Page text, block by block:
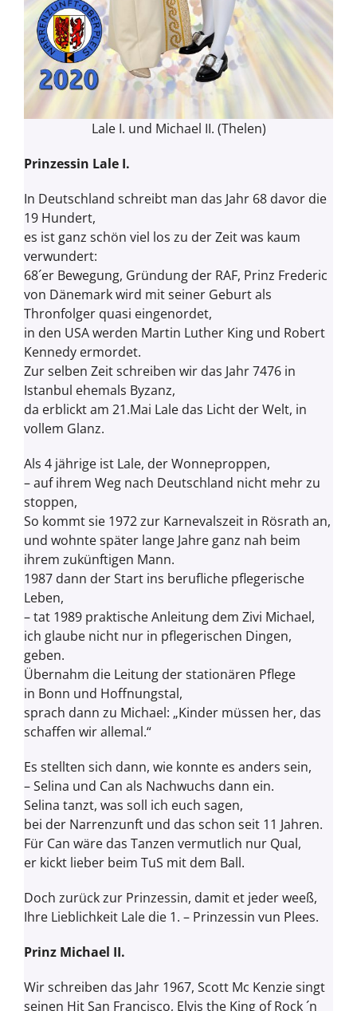
Lale I. und Michael II. (Thelen)
Prinzessin Lale I.
In Deutschland schreibt man das Jahr 68 davor die
19 Hundert,
es ist ganz schön viel los zu der Zeit was kaum
verwundert:
68´er Bewegung, Gründung der RAF, Prinz Frederic
von Dänemark wird mit seiner Geburt als
Thronfolger quasi eingenordet,
in den USA werden Martin Luther King und Robert
Kennedy ermordet.
Zur selben Zeit schreiben wir das Jahr 7476 in
Istanbul ehemals Byzanz,
da erblickt am 21.Mai Lale das Licht der Welt, in
vollem Glanz.
Als 4 jährige ist Lale, der Wonneproppen,
– auf ihrem Weg nach Deutschland nicht mehr zu
stoppen,
So kommt sie 1972 zur Karnevalszeit in Rösrath an,
und wohnte später lange Jahre ganz nah beim
ihrem zukünftigen Mann.
1987 dann der Start ins berufliche pflegerische
Leben,
– tat 1989 praktische Anleitung dem Zivi Michael,
ich glaube nicht nur in pflegerischen Dingen,
geben.
Übernahm die Leitung der stationären Pflege
in Bonn und Hoffnungstal,
sprach dann zu Michael: „Kinder müssen her, das
schaffen wir allemal.“
Es stellten sich dann, wie konnte es anders sein,
– Selina und Can als Nachwuchs dann ein.
Selina tanzt, was soll ich euch sagen,
bei der Narrenzunft und das schon seit 11 Jahren.
Für Can wäre das Tanzen vermutlich nur Qual,
er kickt lieber beim TuS mit dem Ball.
Doch zurück zur Prinzessin, damit et jeder weeß,
Ihre Lieblichkeit Lale die 1. – Prinzessin vun Plees.
Prinz Michael II.
Wir schreiben das Jahr 1967, Scott Mc Kenzie singt
seinen Hit San Francisco, Elvis the King of Rock ´n